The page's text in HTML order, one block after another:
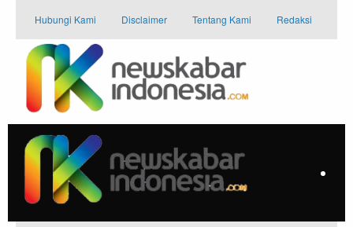
content
Hubungi Kami Disclaimer Tentang Kami Redaksi